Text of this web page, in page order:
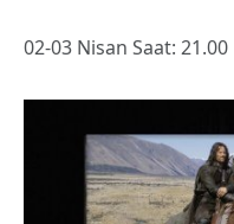
02-03 Nisan Saat: 21.00